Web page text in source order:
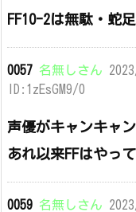
FF10-2は無駄・蛇
0057 名無しさん
ID:1zEsGM9/0
声優がキャンキャ
あれ以来FFはやっ
0059 名無しさん